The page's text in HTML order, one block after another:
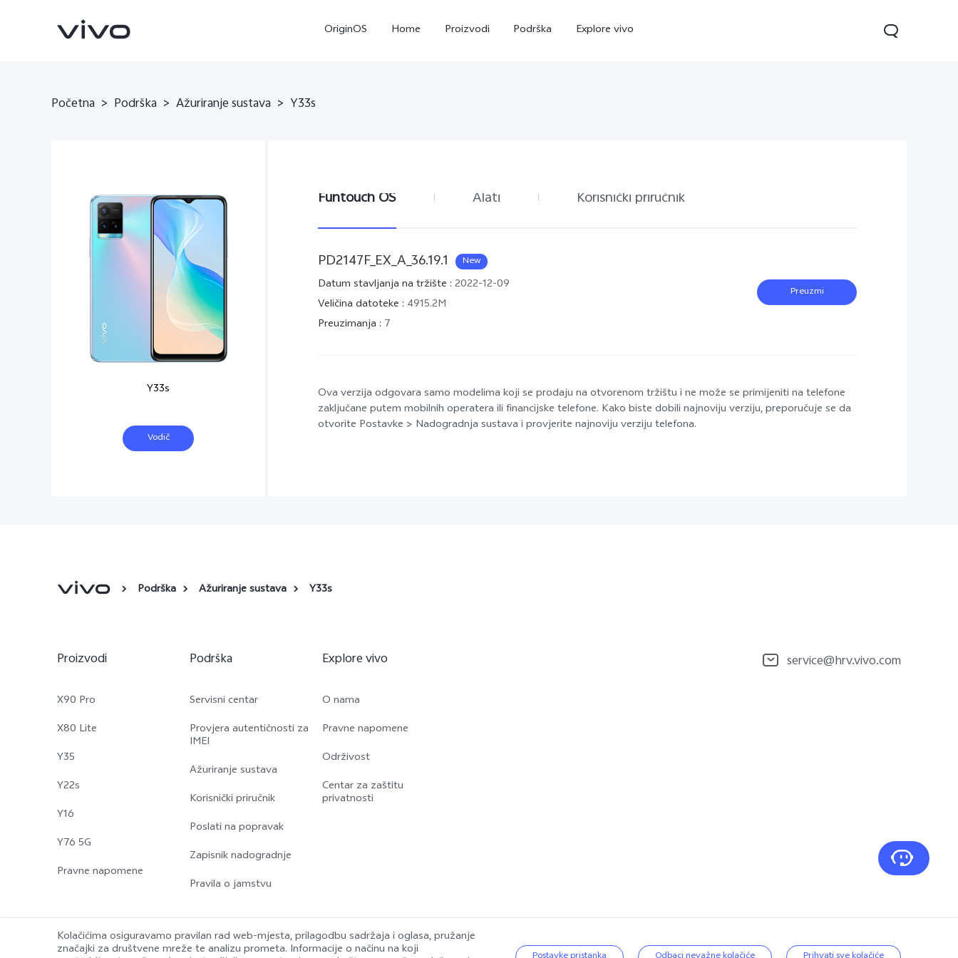
OriginOS Home Proizvodi Podrška Explore vivo
X90 Pro novo X80 Lite
Početna > Podrška > Ažuriranje sustava > Y33s
Y33s
Vodič
Funtouch OS Alati Korisnički priručnik
PD2147F_EX_A_36.19.1 New
Datum stavljanja na tržište : 2022-12-09
Veličina datoteke : 4915.2M
Preuzimanja : 7
Preuzmi
Ova verzija odgovara samo modelima koji se prodaju na otvorenom tržištu i ne može se primijeniti na telefone
zaključane putem mobilnih operatera ili financijske telefone. Kako biste dobili najnoviju verziju, preporučuje se da
otvorite Postavke > Nadogradnja sustava i provjerite najnoviju verziju telefona.
Podrška Ažuriranje sustava Y33s
Proizvodi
X90 Pro
X80 Lite
Y35
Y22s
Y16
Y76 5G
Pravne napomene
Podrška
Servisni centar
Provjera autentičnosti za
IMEI
Ažuriranje sustava
Korisnički priručnik
Poslati na popravak
Zapisnik nadogradnje
Pravila o jamstvu
Explore vivo
O nama
Pravne napomene
Održivost
Centar za zaštitu
privatnosti
service@hrv.vivo.com
© 2026 vivo Mobile Communication Co., Ltd. Sva prava pridržana. | vivo Pravila o privatnosti vivo Politika o kolačićima | Podrška za zaštitu privatnosti | Croatia | Odaberite
Kolačićima osiguravamo pravilan rad web-mjesta, prilagodbu sadržaja i oglasa, pružanje
značajki za društvene mreže te analizu prometa. Informacije o načinu na koji